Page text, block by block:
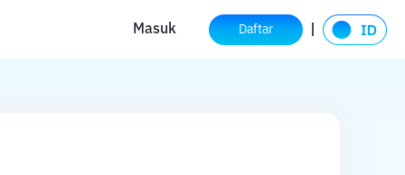
Masuk Daftar